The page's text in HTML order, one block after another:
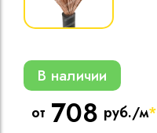
В наличии
от 708 руб./м*